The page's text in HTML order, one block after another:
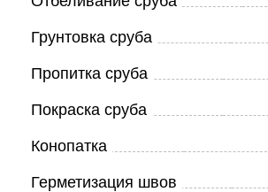
Грунтовка сруба
Пропитка сруба
Покраска сруба
Конопатка
Герметизация швов